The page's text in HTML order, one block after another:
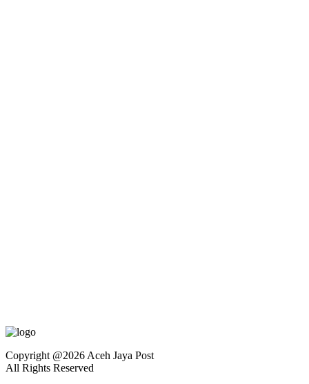
Copyright @2026 Aceh Jaya Post
All Rights Reserved